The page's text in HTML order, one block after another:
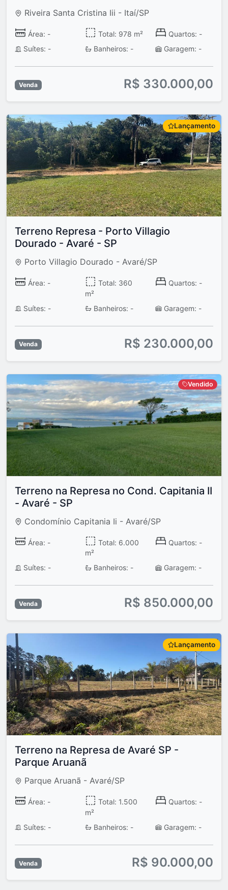
Riveira Santa Cristina Iii - Itaí/SP
Área: - Total: 978 m²
Quartos: -
Suítes: -
Banheiros: - Garagem: -
Venda R$ 330.000,00
Lançamento
Terreno Represa - Porto Villagio
Dourado - Avaré - SP
Porto Villagio Dourado - Avaré/SP
Área: -
Total: 360
m²
Quartos: -
Suítes: - Banheiros: - Garagem: -
Venda R$ 230.000,00
Vendido
Terreno na Represa no Cond. Capitania II
- Avaré - SP
Condomínio Capitania Ii - Avaré/SP
Área: -
Total: 6.000
m²
Quartos: -
Suítes: - Banheiros: - Garagem: -
Venda R$ 850.000,00
Lançamento
Terreno na Represa de Avaré SP -
Parque Aruanã
Parque Aruanã - Avaré/SP
Área: -
Total: 1.500
m²
Quartos: -
Suítes: - Banheiros: - Garagem: -
Venda R$ 90.000,00